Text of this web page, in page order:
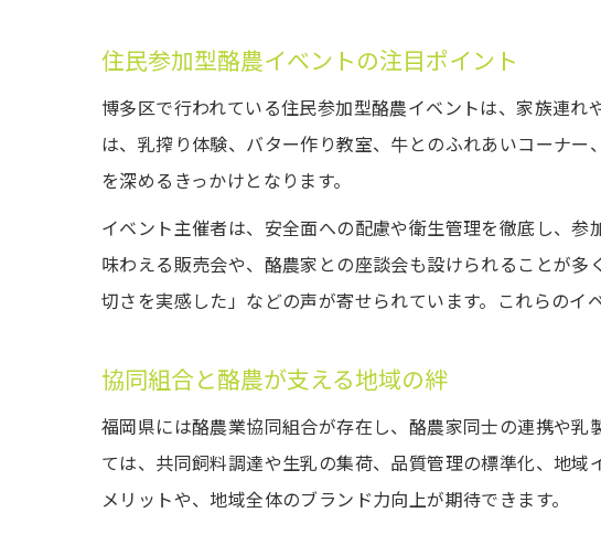
都市
住民参加型酪農イベントの注目ポイント
博多区で行われている住民参加型酪農イベントは、家族連
は、乳搾り体験、バター作り教室、牛とのふれあいコーナ
を深めるきっかけとなります。
イベント主催者は、安全面への配慮や衛生管理を徹底し、
味わえる販売会や、酪農家との座談会も設けられることが
切さを実感した」などの声が寄せられています。これらのイ
協同組合と酪農が支える地域の絆
福岡県には酪農業協同組合が存在し、酪農家同士の連携や
ては、共同飼料調達や生乳の集荷、品質管理の標準化、地
メリットや、地域全体のブランド力向上が期待できます。